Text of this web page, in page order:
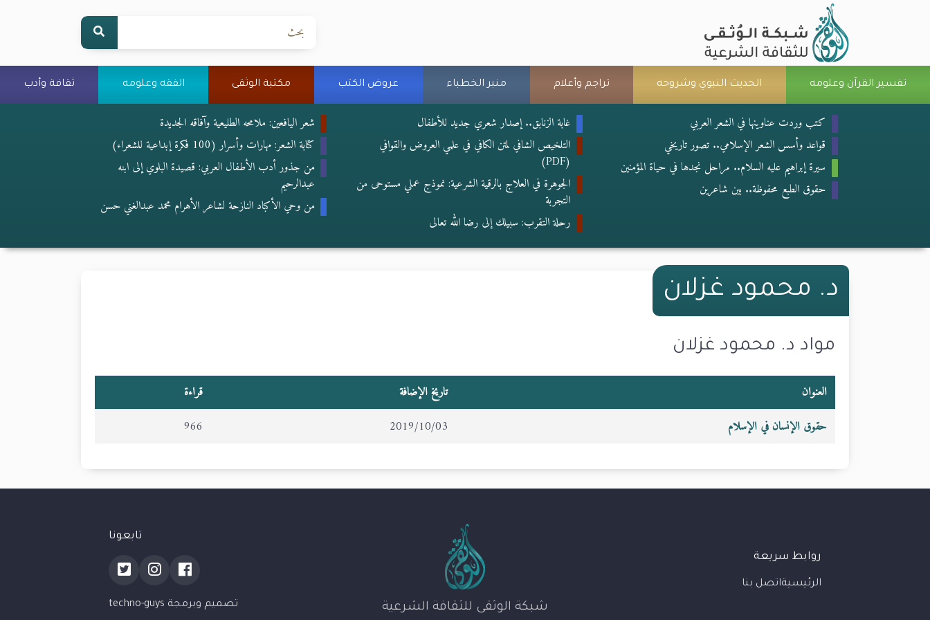
تفسير القرآن وعلومه الحديث النبوي وشروحه تراجم وأعلام منبر الخطباء عروض الكتب مكتبة الوثقى الفقه وعلومه ثقافة وأدب
كتب وردت عناوينها في الشعر العربي
قواعد وأسس الشعر الإسلامي.. تصور تاريخي
سيرة إبراهيم عليه السلام.. مراحل نجدها في حياة المؤمنين
حقوق الطبع محفوظة.. بين شاعرين
غابة الزنابق.. إصدار شعري جديد للأطفال
التلخيص الشافي لمتن الكافي في علمي العروض والقوافي
(PDF)
الجوهرة في العلاج بالرقية الشرعية: نموذج عملي مستوحى من
التجربة
رحلة التقرب: سبيلك إلى رضا الله تعالى
شعر اليافعين: ملامحه الطليعية وآفاقه الجديدة
كتابة الشعر: مهارات وأسرار (100 فكرة إبداعية للشعراء)
من جذور أدب الأطفال العربي: قصيدة البلوي إلى ابنه
عبدالرحيم
من وحي الأكباد النازحة لشاعر الأهرام محمد عبدالغني حسن
د. محمود غزلان
مواد د. محمود غزلان
العنوان تاريخ الإضافة
قراءة
حقوق الإنسان في الإسلام
2019/10/03
966
روابط سريعة
الرئيسيةاتصل بنا
شبكة الوثقى للثقافة الشرعية
تابعونا
تصميم وبرمجة techno-guys